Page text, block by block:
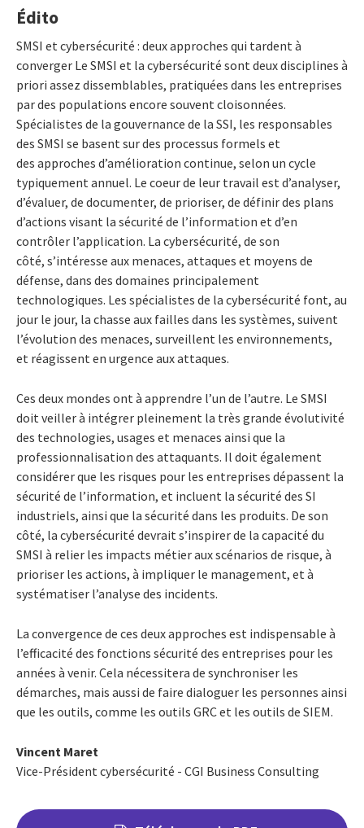
Édito
SMSI et cybersécurité : deux approches qui tardent à
converger Le SMSI et la cybersécurité sont deux disciplines à
priori assez dissemblables, pratiquées dans les entreprises
par des populations encore souvent cloisonnées.
Spécialistes de la gouvernance de la SSI, les responsables
des SMSI se basent sur des processus formels et
des approches d’amélioration continue, selon un cycle
typiquement annuel. Le coeur de leur travail est d’analyser,
d’évaluer, de documenter, de prioriser, de définir des plans
d’actions visant la sécurité de l’information et d’en
contrôler l’application. La cybersécurité, de son
côté, s’intéresse aux menaces, attaques et moyens de
défense, dans des domaines principalement
technologiques. Les spécialistes de la cybersécurité font, au
jour le jour, la chasse aux failles dans les systèmes, suivent
l’évolution des menaces, surveillent les environnements,
et réagissent en urgence aux attaques.
Ces deux mondes ont à apprendre l’un de l’autre. Le SMSI
doit veiller à intégrer pleinement la très grande évolutivité
des technologies, usages et menaces ainsi que la
professionnalisation des attaquants. Il doit également
considérer que les risques pour les entreprises dépassent la
sécurité de l’information, et incluent la sécurité des SI
industriels, ainsi que la sécurité dans les produits. De son
côté, la cybersécurité devrait s’inspirer de la capacité du
SMSI à relier les impacts métier aux scénarios de risque, à
prioriser les actions, à impliquer le management, et à
systématiser l’analyse des incidents.
La convergence de ces deux approches est indispensable à
l’efficacité des fonctions sécurité des entreprises pour les
années à venir. Cela nécessitera de synchroniser les
démarches, mais aussi de faire dialoguer les personnes ainsi
que les outils, comme les outils GRC et les outils de SIEM.
Vincent Maret
Vice-Président cybersécurité - CGI Business Consulting